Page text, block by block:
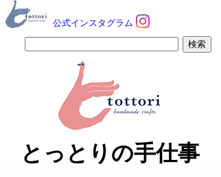
公式インスタグラム
とっとりの手仕事